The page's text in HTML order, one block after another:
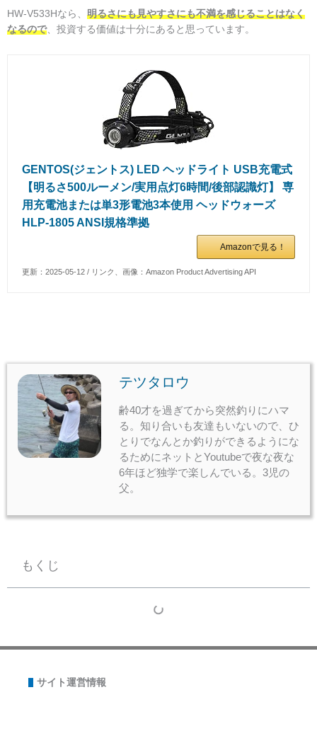
HW-V533Hなら、 明るさにも見やすさにも不満を感じることはなく
なるので、投資する価値は十分にあると思っています。
GENTOS(ジェントス) LED ヘッドライト USB充電式
【明るさ500ルーメン/実用点灯6時間/後部認識灯】 専
用充電池または単3形電池3本使用 ヘッドウォーズ
HLP-1805 ANSI規格準拠
Amazonで見る！
更新：2025-05-12 / リンク、画像：Amazon Product Advertising API
テツタロウ
齢40才を過ぎてから突然釣りにハマ
る。知り合いも友達もいないので、ひ
とりでなんとか釣りができるようにな
るためにネットとYoutubeで夜な夜な
6年ほど独学で楽しんでいる。3児の
父。
もくじ
サイト運営情報